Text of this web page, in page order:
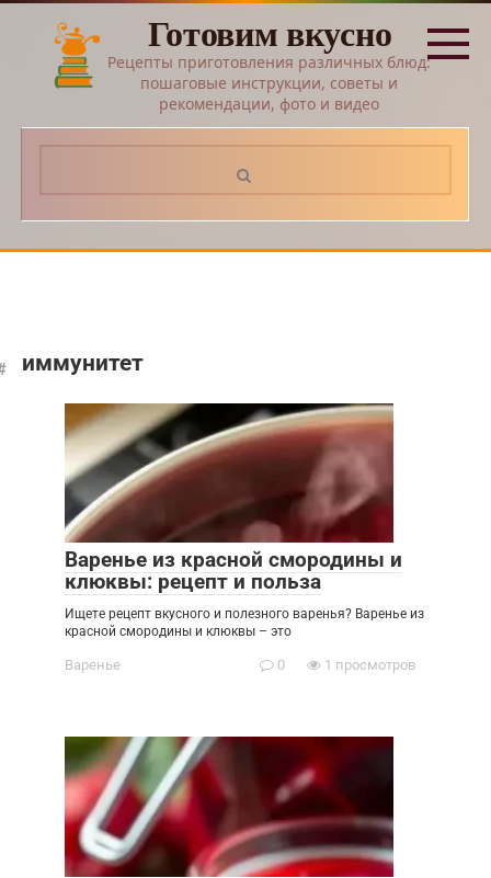
Перейти
контенту
Готовим вкусно
Рецепты приготовления различных блюд:
пошаговые инструкции, советы и
рекомендации, фото и видео
иммунитет
Варенье из красной смородины и
клюквы: рецепт и польза
Ищете рецепт вкусного и полезного варенья? Варенье из
красной смородины и клюквы – это
Варенье 0 1 просмотров